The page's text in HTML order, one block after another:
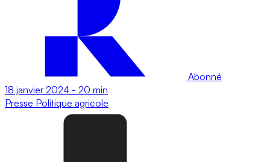
Abonné
18 janvier 2024 - 20 min
Presse Politique agricole